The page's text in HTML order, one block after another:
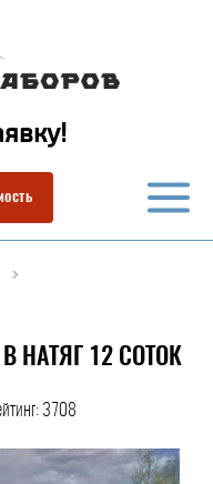
НАТЯГ 12 СОТОК
3708